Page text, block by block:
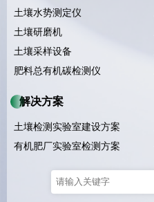
土壤水势测定仪
土壤研磨机
土壤采样设备
肥料总有机碳检测仪
解决方案
土壤检测实验室建设方案
有机肥厂实验室检测方案